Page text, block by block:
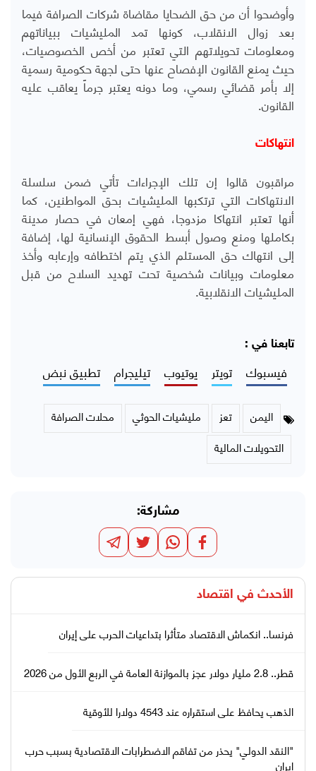
وأوضحوا أن من حق الضحايا مقاضاة شركات الصرافة فيما
بعد زوال الانقلاب، كونها تمد المليشيات ببياناتهم
ومعلومات تحويلاتهم التي تعتبر من أخص الخصوصيات،
حيث يمنع القانون الإفصاح عنها حتى لجهة حكومية رسمية
إلا بأمر قضائي رسمي، وما دونه يعتبر جرماً يعاقب عليه
القانون.
انتهاكات
مراقبون قالوا إن تلك الإجراءات تأتي ضمن سلسلة
الانتهاكات التي ترتكبها المليشيات بحق المواطنين، كما
أنها تعتبر انتهاكا مزدوجا، فهي إمعان في حصار مدينة
بكاملها ومنع وصول أبسط الحقوق الإنسانية لها، إضافة
إلى انتهاك حق المستلم الذي يتم اختطافه وإرعابه وأخذ
معلومات وبيانات شخصية تحت تهديد السلاح من قبل
المليشيات الانقلابية.
تابعنا في :
فيسبوك تويتر يوتيوب تيليجرام تطبيق نبض
اليمن تعز مليشيات الحوثي
محلات الصرافة
التحويلات المالية
مشاركة:
الأحدث في اقتصاد
فرنسا.. انكماش الاقتصاد متأثرا بتداعيات الحرب على إيران
قطر.. 2.8 مليار دولار عجز بالموازنة العامة في الربع الأول من 2026
الذهب يحافظ على استقراره عند 4543 دولارا للأوقية
"النقد الدولي" يحذر من تفاقم الاضطرابات الاقتصادية بسبب حرب
إيران